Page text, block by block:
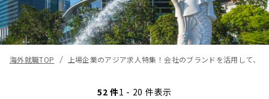
海外就職TOP 上場企業のアジア求人特集！会社のブランドを活用して、
52 件1 - 20 件表示